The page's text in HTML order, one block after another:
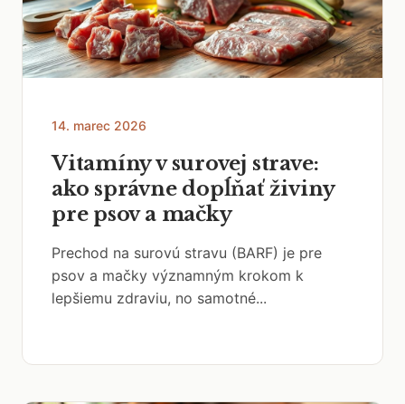
14. marec 2026
Vitamíny v surovej strave:
ako správne dopĺňať živiny
pre psov a mačky
Prechod na surovú stravu (BARF) je pre
psov a mačky významným krokom k
lepšiemu zdraviu, no samotné...